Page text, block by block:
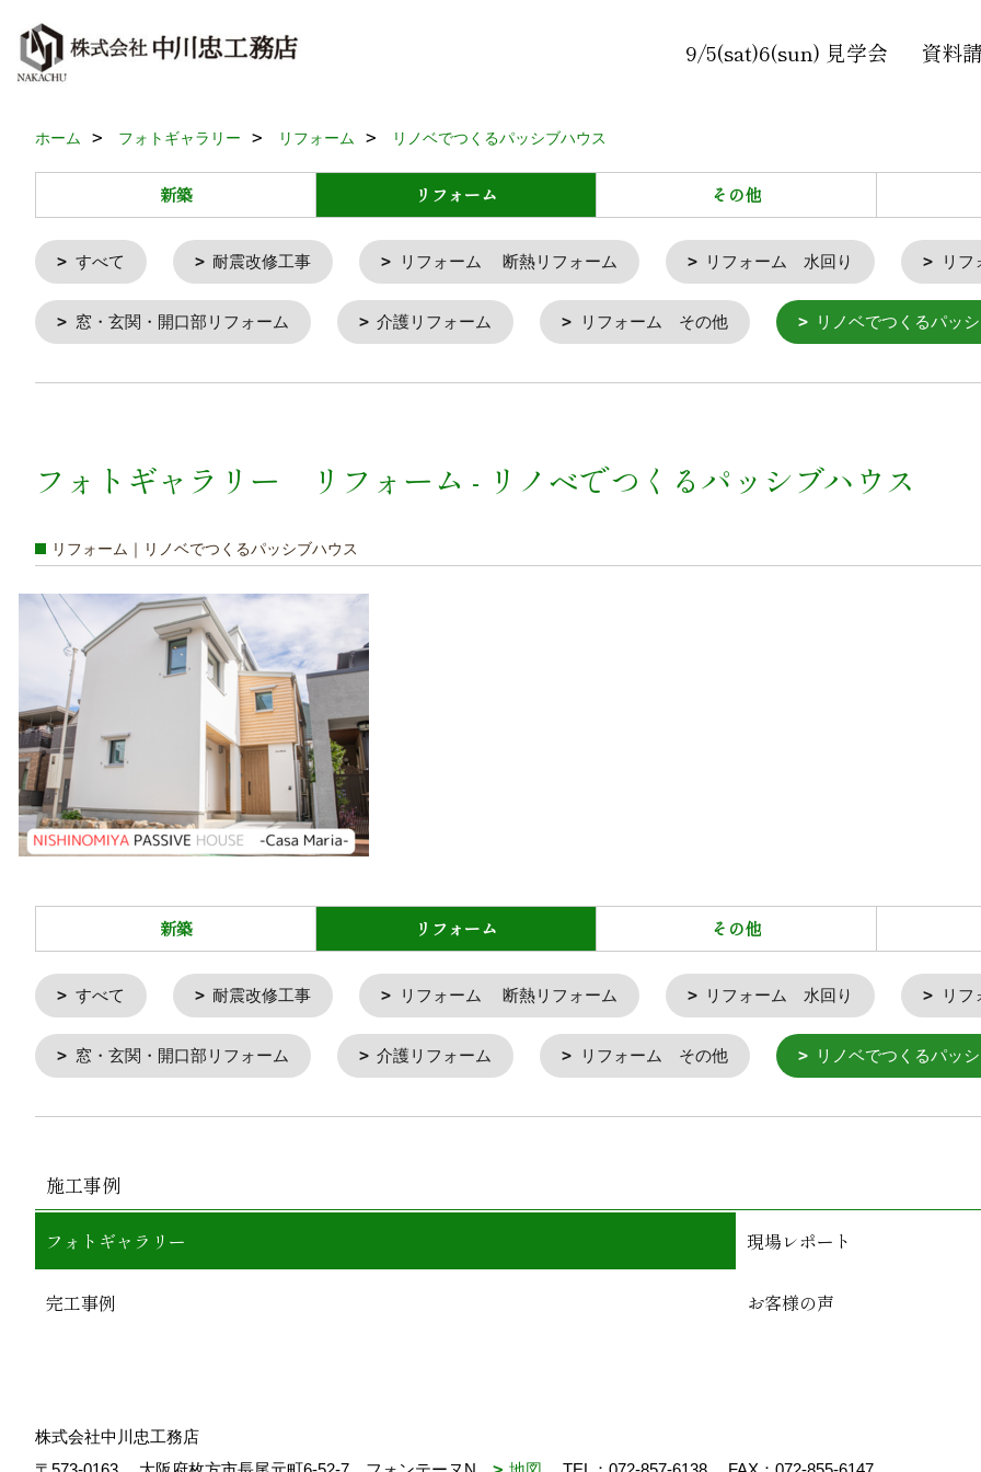
9/5(sat)6(sun) 見学会 資料
ホーム フォトギャラリー リフォーム リノベでつくるパッシブハウス
新築 リフォーム その他
すべて 耐震改修工事 リフォーム 断熱リフォーム リフォーム 水回り リ
窓・玄関・開口部リフォーム 介護リフォーム リフォーム その他 リノベでつくるパッ
フォトギャラリー リフォーム - リノベでつくるパッシブハウス
リフォーム｜リノベでつくるパッシブハウス
新築 リフォーム その他
すべて 耐震改修工事 リフォーム 断熱リフォーム リフォーム 水回り リ
窓・玄関・開口部リフォーム 介護リフォーム リフォーム その他 リノベでつくるパッ
施工事例
フォトギャラリー 現場レポート
完工事例 お客様の声
株式会社中川忠工務店